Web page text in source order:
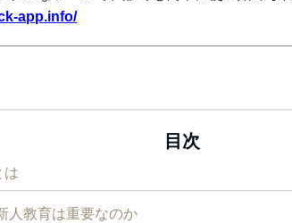
app.info/
目次
は
人教育は重要なのか